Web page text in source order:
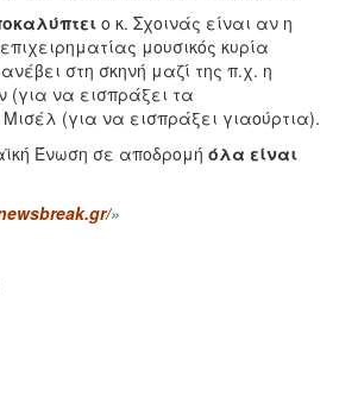
ο κ. Σχοινάς είναι αν η
μουσικός κυρία
στη σκηνή μαζί της π.χ. η
(για να εισπράξει τα
(για να εισπράξει γιαούρτια).
Ένωση σε αποδρομή όλα είναι
»